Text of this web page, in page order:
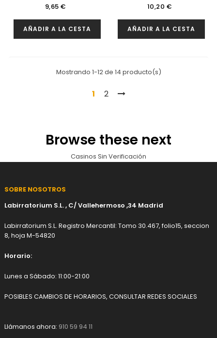
BERASKOLA 37,5 CL.
Precio
9,65 €
AÑADIR A LA CESTA
37,5 CL.
Precio
10,20 €
AÑADIR A LA CESTA
Mostrando 1-12 de 14 producto(s)
1 2
Browse these next
Casinos Sin Verificación
SOBRE NOSOTROS
Labirratorium S.L. , C/ Vallehermoso ,34 Madrid
Labirratorium S.L. Registro Mercantil: Tomo 30.467, folio15, seccion
8, hoja M-54820
Horario:
Lunes a Sábado: 11:00-21:00
POSIBLES CAMBIOS DE HORARIOS, CONSULTAR REDES SOCIALES
Llámanos ahora: 910 59 94 11